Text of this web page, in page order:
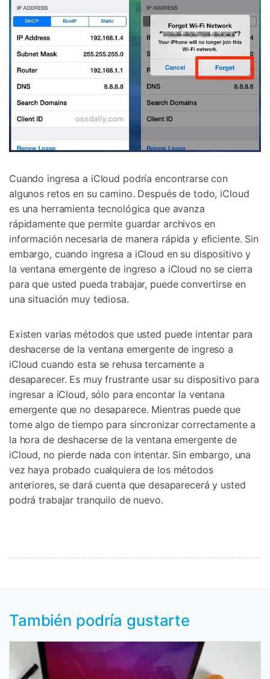
Cuando ingresa a iCloud podría encontrarse con
algunos retos en su camino. Después de todo, iCloud
es una herramienta tecnológica que avanza
rápidamente que permite guardar archivos en
información necesaria de manera rápida y eficiente. Sin
embargo, cuando ingresa a iCloud en su dispositivo y
la ventana emergente de ingreso a iCloud no se cierra
para que usted pueda trabajar, puede convertirse en
una situación muy tediosa.
Existen varias métodos que usted puede intentar para
deshacerse de la ventana emergente de ingreso a
iCloud cuando esta se rehusa tercamente a
desaparecer. Es muy frustrante usar su dispositivo para
ingresar a iCloud, sólo para encontar la ventana
emergente que no desaparece. Mientras puede que
tome algo de tiempo para sincronizar correctamente a
la hora de deshacerse de la ventana emergente de
iCloud, no pierde nada con intentar. Sin embargo, una
vez haya probado cualquiera de los métodos
anteriores, se dará cuenta que desaparecerá y usted
podrá trabajar tranquilo de nuevo.
También podría gustarte